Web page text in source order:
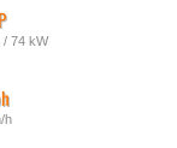
/ 74 kW
h